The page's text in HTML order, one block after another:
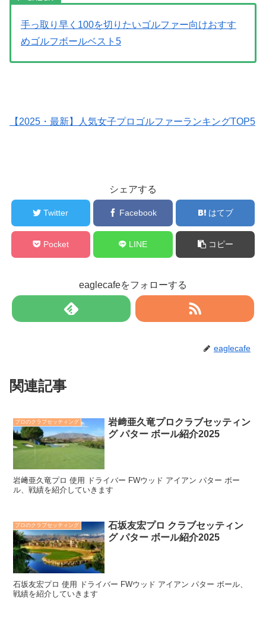
手っ取り早く100を切りたいゴルファー向けおすす
めゴルフボールベスト5
【2025・最新】人気女子プロゴルファーランキングTOP5
シェアする
Twitter Facebook はてブ
Pocket LINE コピー
eaglecafeをフォローする
eaglecafe
関連記事
プロのクラブセッティング
岩﨑亜久竜プロクラブセッティン
グ パター ボール紹介2025
岩﨑亜久竜プロ 使用 ドライバー FWウッド アイアン パター ボー
ル、戦績を紹介していきます
プロのクラブセッティング
石坂友宏プロ クラブセッティン
グ パター ボール紹介2025
石坂友宏プロ 使用 ドライバー FWウッド アイアン パター ボール、
戦績を紹介していきます